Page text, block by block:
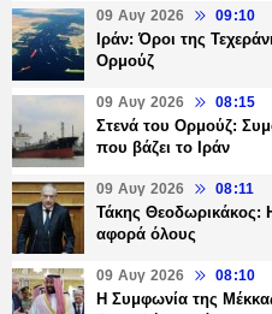
09 Αυγ 2026 09:10
Ιράν: Όροι της
Ορμούζ
09 Αυγ 2026 08:15
Στενά του Ορμούζ:
που βάζει το Ιράν
09 Αυγ 2026 08:11
Τάκης Θεοδωρικάκος:
αφορά όλους
09 Αυγ 2026 08:10
Η Συμφωνία της